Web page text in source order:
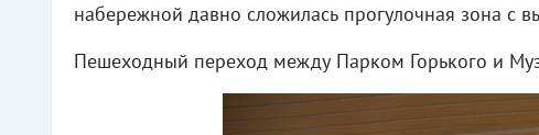
набережной давно сложилась прогулочная зона с
Пешеходный переход между Парком Горького и